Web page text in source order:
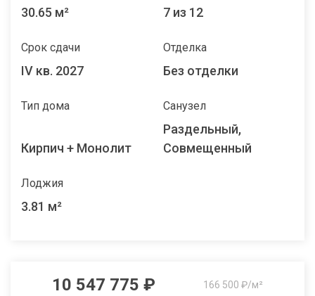
30.65 м² 7 из 12
Срок сдачи
IV кв. 2027
Отделка
Без отделки
Тип дома
Кирпич + Монолит
Санузел
Раздельный,
Совмещенный
Лоджия
3.81 м²
10 547 775 ₽ 166 500 ₽/м²